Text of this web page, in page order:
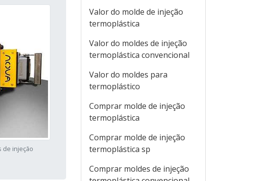
de injeção
Valor do molde de injeção
termoplástica
Valor do moldes de injeção
termoplástica convencional
Valor do moldes para
termoplástico
Comprar molde de injeção
termoplástica
Comprar molde de injeção
termoplástica sp
Comprar moldes de injeção